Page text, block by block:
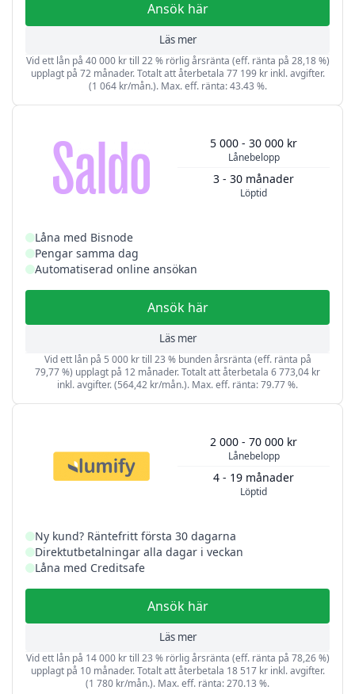
Ansök här
Läs mer
Vid ett lån på 40 000 kr till 22 % rörlig årsränta (eff. ränta på 28,18 %)
upplagt på 72 månader. Totalt att återbetala 77 199 kr inkl. avgifter.
(1 064 kr/mån.). Max. eff. ränta: 43.43 %.
Lånebelopp
5 000 - 30 000 kr
Löptid
3 - 30 månader
Låna med Bisnode
Pengar samma dag
Automatiserad online ansökan
Ansök här
Läs mer
Vid ett lån på 5 000 kr till 23 % bunden årsränta (eff. ränta på
79,77 %) upplagt på 12 månader. Totalt att återbetala 6 773,04 kr
inkl. avgifter. (564,42 kr/mån.). Max. eff. ränta: 79.77 %.
Lånebelopp
2 000 - 70 000 kr
Löptid
4 - 19 månader
Ny kund? Räntefritt första 30 dagarna
Direktutbetalningar alla dagar i veckan
Låna med Creditsafe
Ansök här
Läs mer
Vid ett lån på 14 000 kr till 23 % rörlig årsränta (eff. ränta på 78,26 %)
upplagt på 10 månader. Totalt att återbetala 18 517 kr inkl. avgifter.
(1 780 kr/mån.). Max. eff. ränta: 270.13 %.